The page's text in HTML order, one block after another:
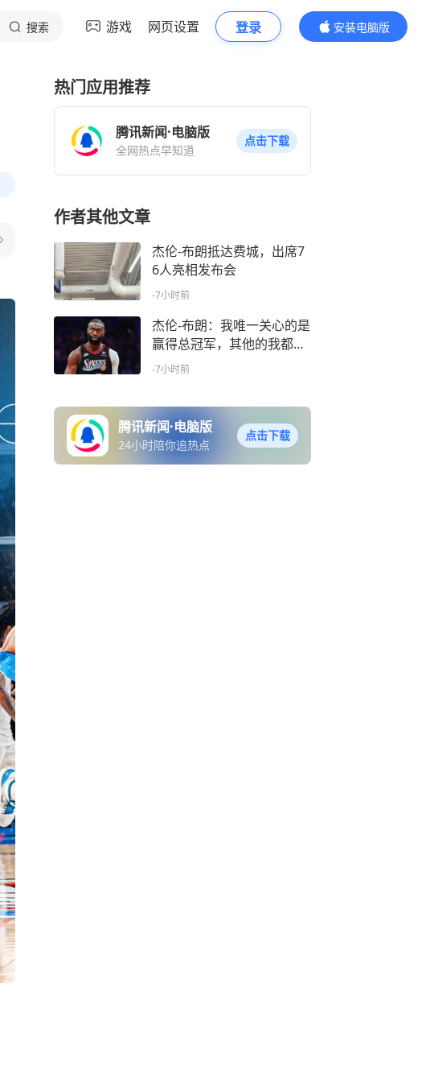
搜索 游戏 网页设置 登录
安装电脑版
内容更精彩
热门应用推荐
腾讯新闻·电脑版
全网热点早知道
点击下载
作者其他文章
杰伦-布朗抵达费城，出席7
6人亮相发布会
-7小时前
杰伦-布朗：我唯一关心的是
赢得总冠军，其他的我都不
在意
-7小时前
腾讯新闻·电脑版
24小时陪你追热点
点击下载